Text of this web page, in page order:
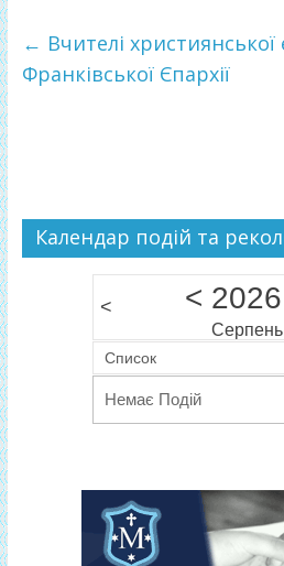
b
o
itt
er л
и
← Вчителі
Франківської Єпархії
Календар подій та
< < 2026
Серпень
Список
Немає Подій